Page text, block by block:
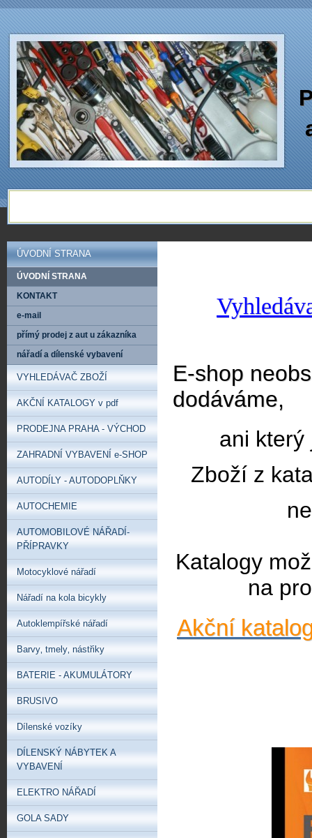
E-shop
dodáváme,
ani který
Zboží z
Katalogy
na
Akční
ÚVODNÍ STRANA
ÚVODNÍ STRANA
KONTAKT
e-mail
přímý prodej z aut u zákazníka
nářadí a dílenské vybavení
VYHLEDÁVAČ ZBOŽÍ
AKČNÍ KATALOGY v pdf
PRODEJNA PRAHA - VÝCHOD
ZAHRADNÍ VYBAVENÍ e-SHOP
AUTODÍLY - AUTODOPLŇKY
AUTOCHEMIE
AUTOMOBILOVÉ NÁŘADÍ-
PŘÍPRAVKY
Motocyklové nářadí
Nářadí na kola bicykly
Autoklempířské nářadí
Barvy‚ tmely‚ nástřiky
BATERIE - AKUMULÁTORY
BRUSIVO
Dílenské vozíky
DÍLENSKÝ NÁBYTEK A
VYBAVENÍ
ELEKTRO NÁŘADÍ
GOLA SADY